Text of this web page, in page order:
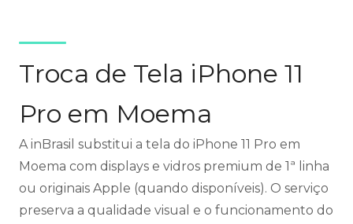
Troca de Tela iPhone 11
Pro em Moema
A inBrasil substitui a tela do iPhone 11 Pro em
Moema com displays e vidros premium de 1ª linha
ou originais Apple (quando disponíveis). O serviço
preserva a qualidade visual e o funcionamento do